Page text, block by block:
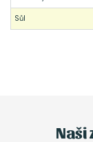
Sůl
Naši